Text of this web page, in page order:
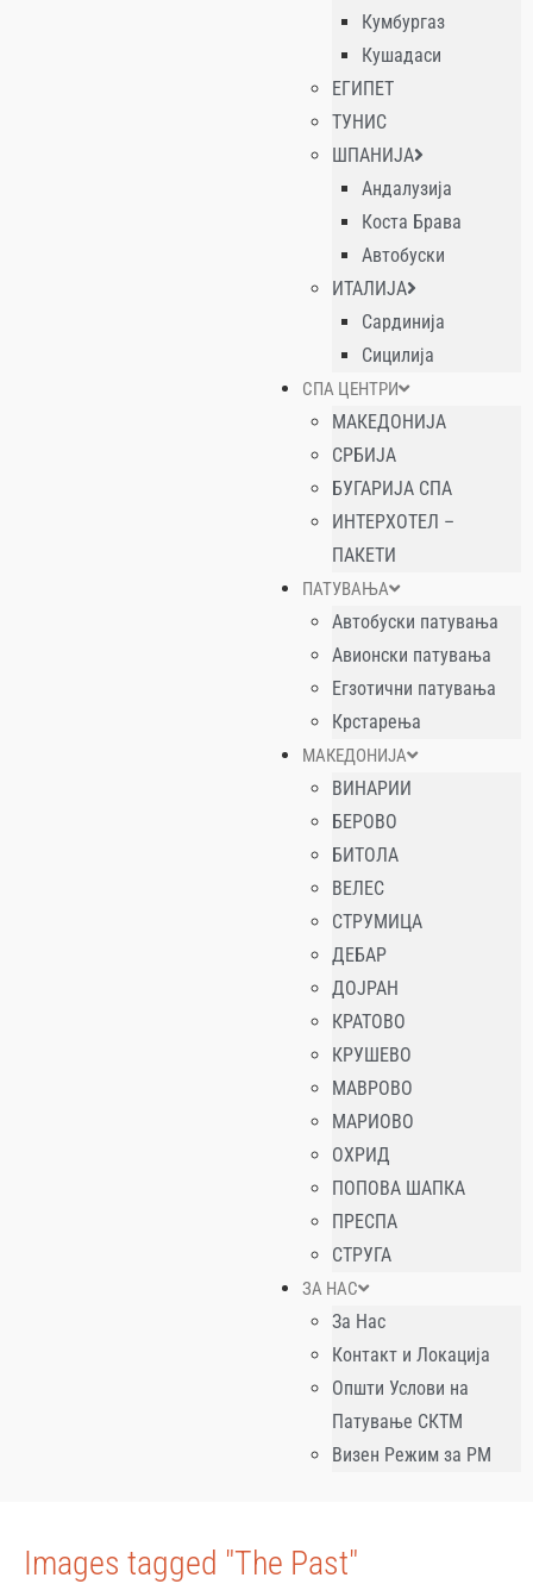
Кумбургаз
Кушадаси
ЕГИПЕТ
ТУНИС
ШПАНИЈА
Андалузија
Коста Брава
Автобуски
ИТАЛИЈА
Сардинија
Сицилија
СПА ЦЕНТРИ
МАКЕДОНИЈА
СРБИЈА
БУГАРИЈА СПА
ИНТЕРХОТЕЛ –
ПАКЕТИ
ПАТУВАЊА
Автобуски патувања
Авионски патувања
Егзотични патувања
Крстарења
МАКЕДОНИЈА
ВИНАРИИ
БЕРОВО
БИТОЛА
ВЕЛЕС
СТРУМИЦА
ДЕБАР
ДОЈРАН
КРАТОВО
КРУШЕВО
МАВРОВО
МАРИОВО
ОХРИД
ПОПОВА ШАПКА
ПРЕСПА
СТРУГА
ЗА НАС
За Нас
Контакт и Локација
Општи Услови на
Патување СКТМ
Визен Режим за РМ
Images tagged "The Past"